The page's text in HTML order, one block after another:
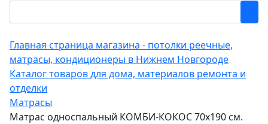
Главная страница магазина - потолки реечные,
матрасы, кондиционеры в Нижнем Новгороде
Каталог товаров для дома, материалов ремонта и
отделки
Матрасы
Матрас односпальный КОМБИ-КОКОС 70х190 см.